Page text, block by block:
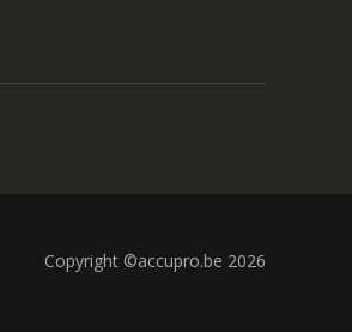
Copyright ©accupro.be 2026